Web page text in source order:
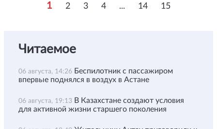
1 2 3 4 ... 14 15
Читаемое
06 августа, 14:26 Беспилотник с пассажиром
впервые поднялся в воздух в Астане
06 августа, 19:13 В Казахстане создают условия
для активной жизни старшего поколения